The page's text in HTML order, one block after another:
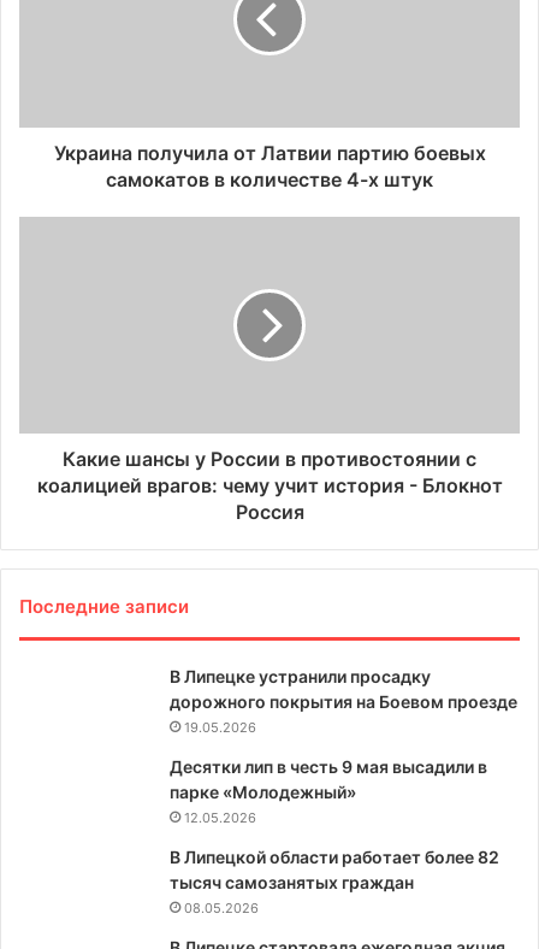
Украина получила от Латвии партию боевых
самокатов в количестве 4-х штук
Какие шансы у России в противостоянии с
коалицией врагов: чему учит история - Блокнот
Россия
Последние записи
В Липецке устранили просадку
дорожного покрытия на Боевом проезде
19.05.2026
Десятки лип в честь 9 мая высадили в
парке «Молодежный»
12.05.2026
В Липецкой области работает более 82
тысяч самозанятых граждан
08.05.2026